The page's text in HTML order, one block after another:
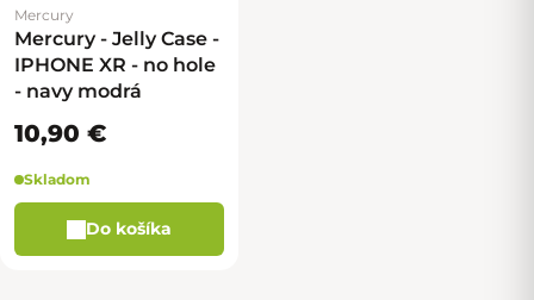
Mercury
Mercury - Jelly Case -
IPHONE XR - no hole
- navy modrá
10,90 €
Skladom
Do košíka